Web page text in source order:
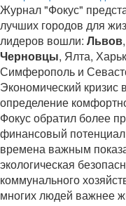
Журнал "Фокус"
лучших городов для
лидеров вошли: Львов,
Черновцы, Ялта,
Симферополь и
Экономический кризис
определение
Фокус обратил более
финансовый
времена важным
экологическая
коммунального
многих людей важнее